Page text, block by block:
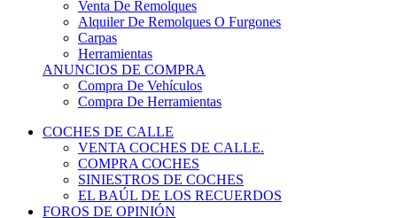
Carpas
Herramientas
ANUNCIOS DE COMPRA
Compra De Vehículos
Compra De Herramientas
COCHES DE CALLE
VENTA COCHES DE CALLE.
COMPRA COCHES
SINIESTROS DE COCHES
EL BAÚL DE LOS RECUERDOS
FOROS DE OPINIÓN
FORO GENERAL